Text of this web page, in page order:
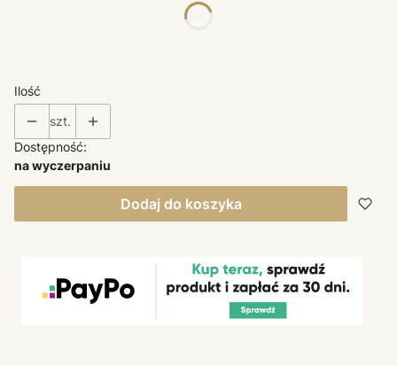
KOLORY LAMP AMARCORDS
Ilość
szt.
Dostępność:
na wyczerpaniu
Dodaj do koszyka